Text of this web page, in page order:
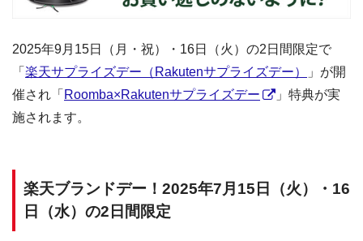
2025年9月15日（月・祝）・16日（火）の2日間限定で
「 楽天サプライズデー（Rakutenサプライズデー）
」が開
催され「 Roomba×Rakutenサプライズデー
」特典が実
施されます。
楽天ブランドデー！2025年7月15日（火）・16
日（水）の2日間限定